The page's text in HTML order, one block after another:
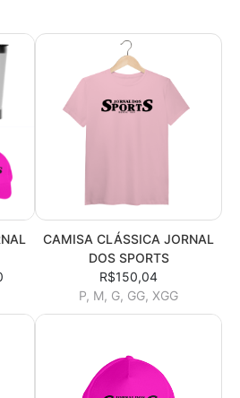
CAMISA CLÁSSICA JORNAL
DOS SPORTS
R$150,04
P, M, G, GG, XGG